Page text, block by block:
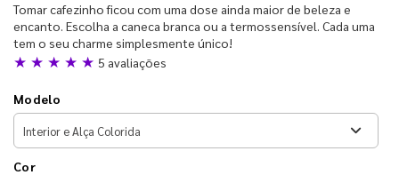
Tomar cafezinho ficou com uma dose ainda maior de beleza e
encanto. Escolha a caneca branca ou a termossensível. Cada uma
tem o seu charme simplesmente único!
★ ★ ★ ★ ★ 5 avaliações
Modelo
Cor